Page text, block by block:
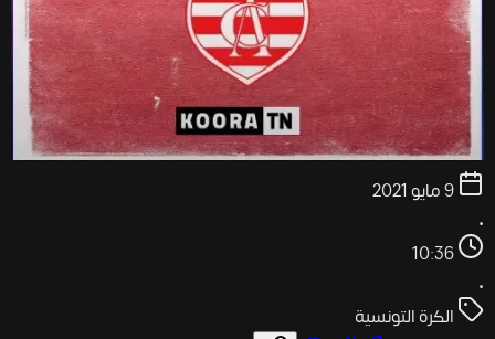
9 مايو 2021
•
10:36
•
الكرة التونسية